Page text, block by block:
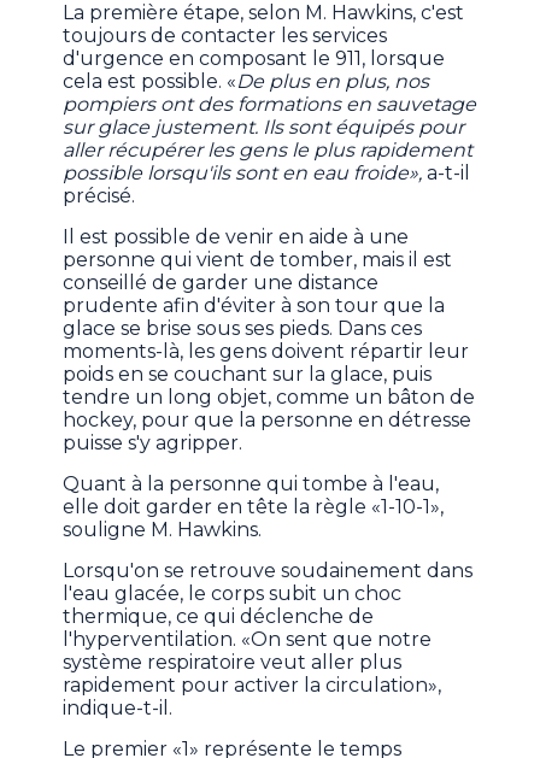
La première étape, selon M. Hawkins, c'est
toujours de contacter les services
d'urgence en composant le 911, lorsque
cela est possible. «De plus en plus, nos
pompiers ont des formations en sauvetage
sur glace justement. Ils sont équipés pour
aller récupérer les gens le plus rapidement
possible lorsqu'ils sont en eau froide», a-t-il
précisé.
Il est possible de venir en aide à une
personne qui vient de tomber, mais il est
conseillé de garder une distance
prudente afin d'éviter à son tour que la
glace se brise sous ses pieds. Dans ces
moments-là, les gens doivent répartir leur
poids en se couchant sur la glace, puis
tendre un long objet, comme un bâton de
hockey, pour que la personne en détresse
puisse s'y agripper.
Quant à la personne qui tombe à l'eau,
elle doit garder en tête la règle «1-10-1»,
souligne M. Hawkins.
Lorsqu'on se retrouve soudainement dans
l'eau glacée, le corps subit un choc
thermique, ce qui déclenche de
l'hyperventilation. «On sent que notre
système respiratoire veut aller plus
rapidement pour activer la circulation»,
indique-t-il.
Le premier «1» représente le temps